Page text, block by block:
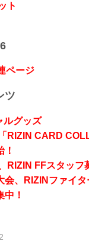
ト
ページ
ツ
グッズ
RIZIN CARD
！
FFスタッフ
、RIZINファイタ
！